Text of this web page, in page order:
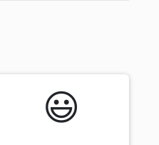
😃️